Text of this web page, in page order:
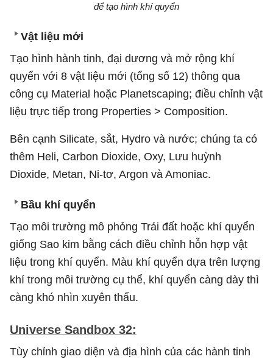
để tạo hình khí quyển
Vật liệu mới
Tạo hình hành tinh, đại dương và mở rộng khí
quyển với 8 vật liệu mới (tổng số 12) thông qua
công cụ Material hoặc Planetscaping; điều chỉnh vật
liệu trực tiếp trong Properties > Composition.
Bên cạnh Silicate, sắt, Hydro và nước; chúng ta có
thêm Heli, Carbon Dioxide, Oxy, Lưu huỳnh
Dioxide, Metan, Ni-tơ, Argon và Amoniac.
Bầu khí quyển
Tạo môi trường mô phỏng Trái đất hoặc khí quyển
giống Sao kim bằng cách điều chỉnh hỗn hợp vật
liệu trong khí quyển. Màu khí quyển dựa trên lượng
khí trong môi trường cụ thể, khí quyển càng dày thì
càng khó nhìn xuyên thấu.
Universe Sandbox 32:
Tùy chỉnh giao diện và địa hình của các hành tinh